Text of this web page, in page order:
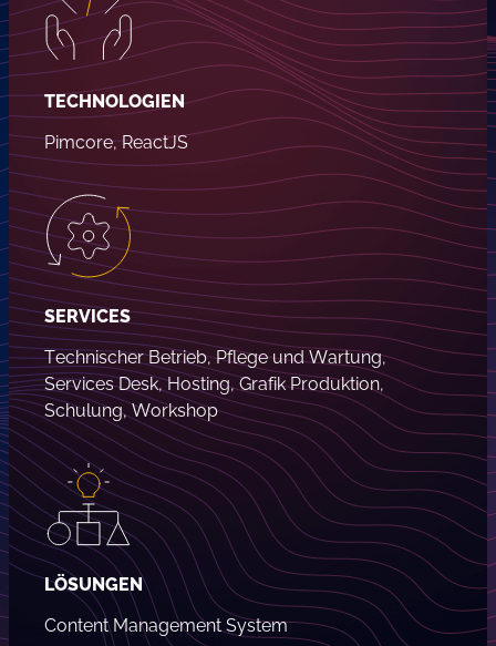
TECHNOLOGIEN
Pimcore, ReactJS
SERVICES
Technischer Betrieb, Pflege und Wartung,
Services Desk, Hosting, Grafik Produktion,
Schulung, Workshop
LÖSUNGEN
Content Management System